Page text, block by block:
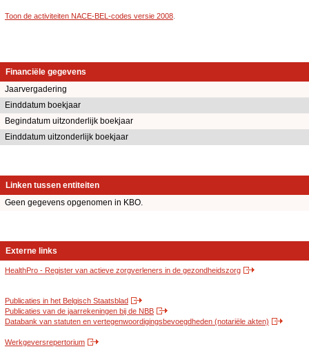
Toon de activiteiten NACE-BEL-codes versie 2008
Financiële gegevens
Jaarvergadering
Einddatum boekjaar
Begindatum uitzonderlijk boekjaar
Einddatum uitzonderlijk boekjaar
Linken tussen entiteiten
Geen gegevens opgenomen in KBO.
Externe links
HealthPro - Register van actieve zorgverleners in de gezondheidszorg
Publicaties in het Belgisch Staatsblad
Publicaties van de jaarrekeningen bij de NBB
Databank van statuten en vertegenwoordigingsbevoegdheden (notariële akten)
Werkgeversrepertorium